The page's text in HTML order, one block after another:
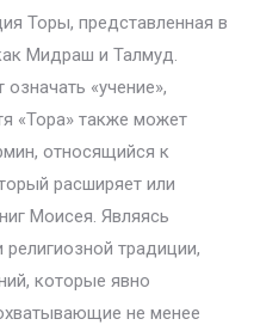
Торы, представленная в
Мидраш и Талмуд.
«учение»,
«Тора» также может
относящийся к
расширяет или
Моисея. Являясь
традиции,
которые явно
не менее